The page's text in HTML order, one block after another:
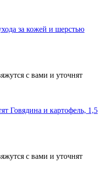
за кожей и шерстью
с вами и уточнят
Говядина и картофель, 1,5
с вами и уточнят